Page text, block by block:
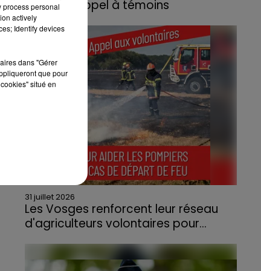
lance un appel à témoins
Le feu, parti d'une haie avant de se propager
au quartier résidentiel, avait détruit deux
habitations et contraint à l'évacuation d'une
centaine de personnes.
31 juillet 2026
Les Vosges renforcent leur réseau
d'agriculteurs volontaires pour...
départs de feu, la Chambre d'agriculture
des Vosges a lancé un appel aux
process personal
actively
Identify devices
dans "Gérer
que pour
situé en